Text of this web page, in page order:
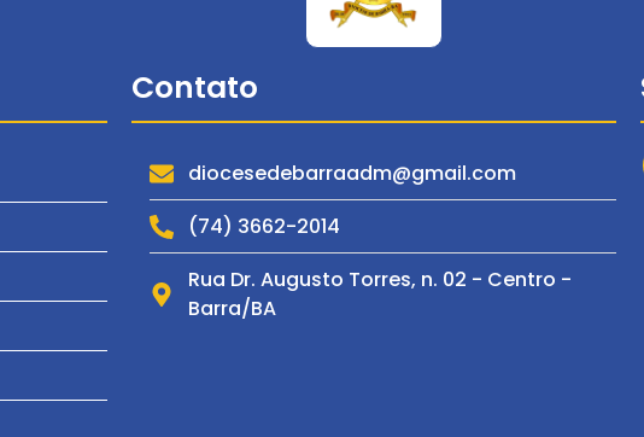
Contato
diocesedebarraadm@gmail.com
(74) 3662-2014
Rua Dr. Augusto Torres, n. 02 - Centro -
Barra/BA